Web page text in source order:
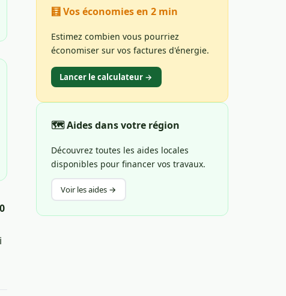
🧮 Vos économies en 2 min
Estimez combien vous pourriez
économiser sur vos factures d'énergie.
Lancer le calculateur →
🗺️ Aides dans votre région
Découvrez toutes les aides locales
disponibles pour financer vos travaux.
Voir les aides →